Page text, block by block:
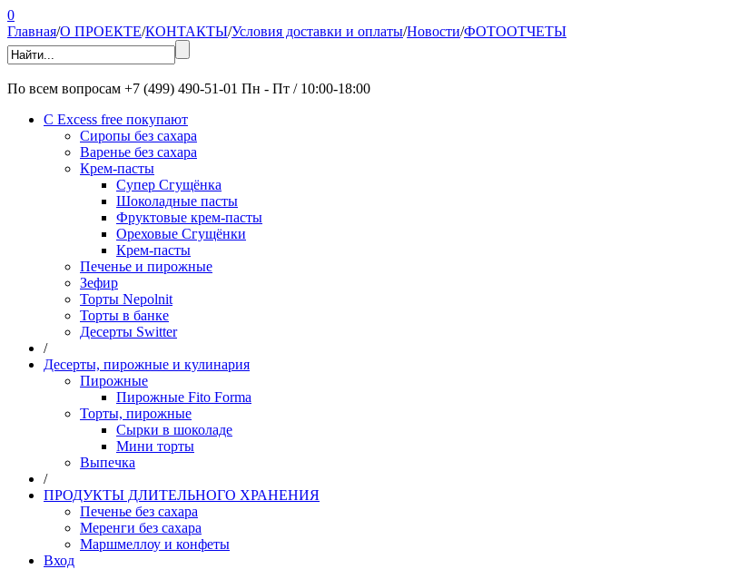
0
Главная/О ПРОЕКТЕ/КОНТАКТЫ/Условия доставки и оплаты/Новости/ФОТООТЧЕТЫ
По всем вопросам +7 (499) 490-51-01 Пн - Пт / 10:00-18:00
С Excess free покупают
Сиропы без сахара
Варенье без сахара
Крем-пасты
Супер Сгущёнка
Шоколадные пасты
Фруктовые крем-пасты
Ореховые Сгущёнки
Крем-пасты
Печенье и пирожные
Зефир
Торты Nepolnit
Торты в банке
Десерты Switter
/
Десерты, пирожные и кулинария
Пирожные
Пирожные Fito Forma
Торты, пирожные
Сырки в шоколаде
Мини торты
Выпечка
/
ПРОДУКТЫ ДЛИТЕЛЬНОГО ХРАНЕНИЯ
Печенье без сахара
Меренги без сахара
Маршмеллоу и конфеты
Вход